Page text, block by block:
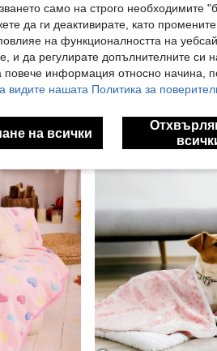
Care Bears X PETSIN 1 бр. универсално плюшено одеяло за домашни любимци котки и кучета с принтиран сладък мечи мотив, мек и топъл двуличен дизайн, подходящо за всички сезони, пеработващо се и издръжливо, отлично за покривало за диван, подложка за легло, пътуване, уютен подарък за малки и големи кучета и котки 5.18€
само на строго необходимите
да ги деактивирате, като промените
на функционалността на
и да регулирате допълнителните си
повече информация относно начина,
видите нашата Политика за
на всички